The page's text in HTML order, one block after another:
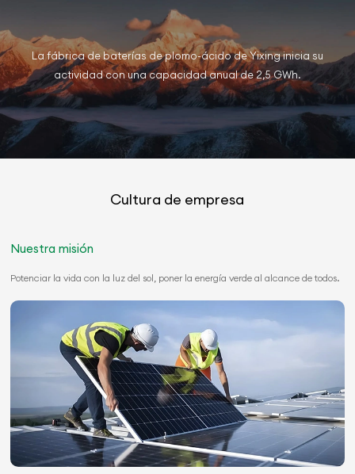
La fábrica de baterías de plomo-ácido de Yixing inicia su
actividad con una capacidad anual de 2,5 GWh.
Cultura de empresa
Nuestra misión
Potenciar la vida con la luz del sol, poner la energía verde al alcance de todos.